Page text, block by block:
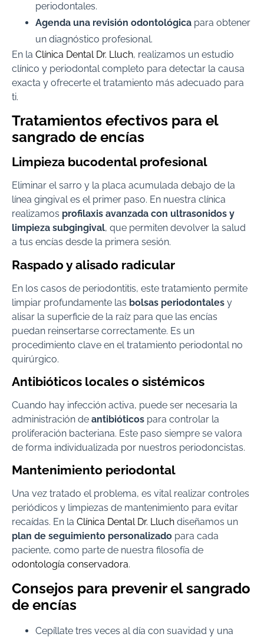
periodontales.
Agenda una revisión odontológica para obtener
un diagnóstico profesional.
En la Clínica Dental Dr. Lluch, realizamos un estudio
clínico y periodontal completo para detectar la causa
exacta y ofrecerte el tratamiento más adecuado para
ti.
Tratamientos efectivos para el
sangrado de encías
Limpieza bucodental profesional
Eliminar el sarro y la placa acumulada debajo de la
línea gingival es el primer paso. En nuestra clínica
realizamos profilaxis avanzada con ultrasonidos y
limpieza subgingival, que permiten devolver la salud
a tus encías desde la primera sesión.
Raspado y alisado radicular
En los casos de periodontitis, este tratamiento permite
limpiar profundamente las bolsas periodontales y
alisar la superficie de la raíz para que las encías
puedan reinsertarse correctamente. Es un
procedimiento clave en el tratamiento periodontal no
quirúrgico.
Antibióticos locales o sistémicos
Cuando hay infección activa, puede ser necesaria la
administración de antibióticos para controlar la
proliferación bacteriana. Este paso siempre se valora
de forma individualizada por nuestros periodoncistas.
Mantenimiento periodontal
Una vez tratado el problema, es vital realizar controles
periódicos y limpiezas de mantenimiento para evitar
recaídas. En la Clínica Dental Dr. Lluch diseñamos un
plan de seguimiento personalizado para cada
paciente, como parte de nuestra filosofía de
odontología conservadora.
Consejos para prevenir el sangrado
de encías
Cepíllate tres veces al día con suavidad y una